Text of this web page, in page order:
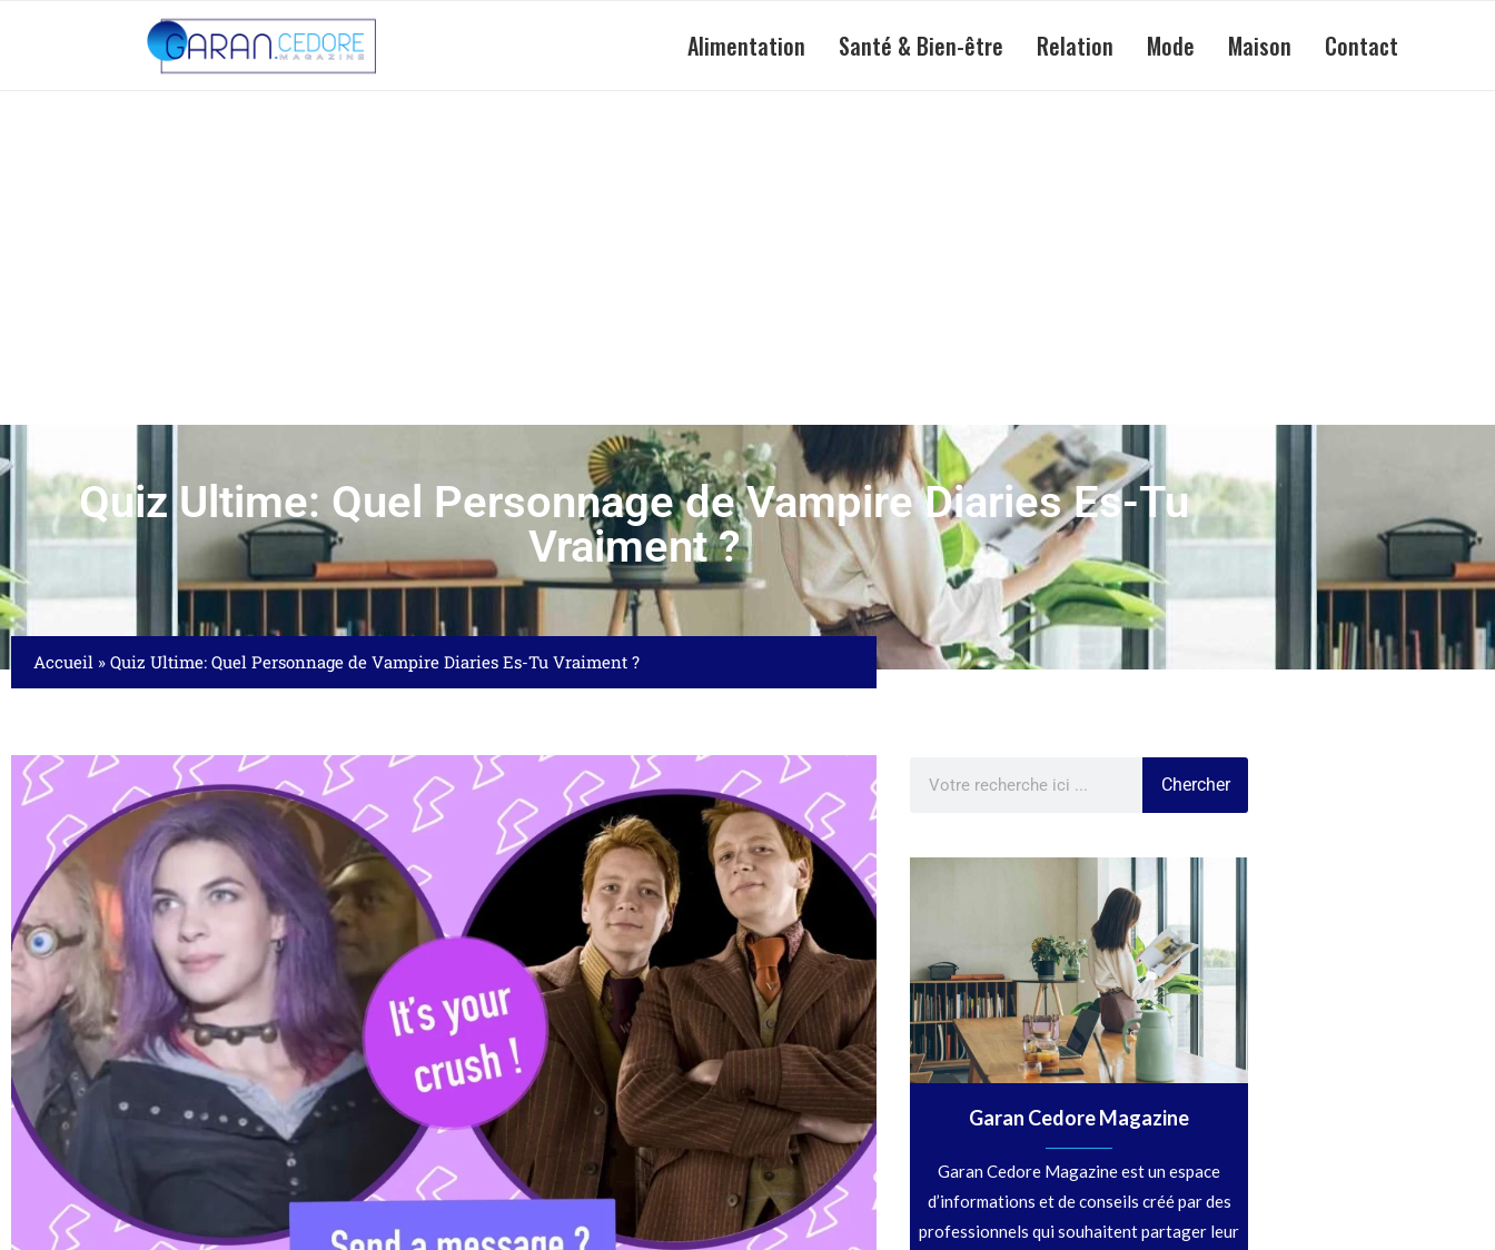
Alimentation Santé & Bien-être Relation Mode Maison Contact
Quiz Ultime: Quel Personnage de Vampire Diaries Es-Tu
Vraiment ?
Accueil » Quiz Ultime: Quel Personnage de Vampire Diaries Es-Tu Vraiment ?
Chercher
Garan Cedore Magazine
Garan Cedore Magazine est un espace
d’informations et de conseils créé par des
professionnels qui souhaitent partager leur